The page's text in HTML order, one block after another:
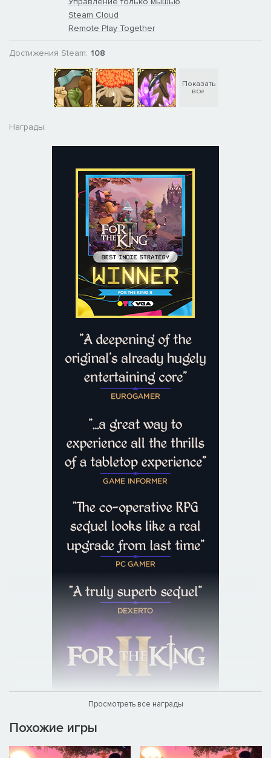
УЛУЧШЕННЫЕ ПОШАГОВЫЕ СРАЖЕНИЯ
For The King II напоминает о старой доброй пошаговой
классике. Но эта любимая механика стала глубже благодаря
новой боевой сетке, где передвижение и позиция могут
дать вам или вашему врагу усиление или штраф. Защитите
задние ряды мощным башенным щитом, столкните врагов в
лужу пламени или свяжите опутайте рукопашников темной
магией с помощью оружия, добытого у побежденных врагов.
НЕВЕРОЯТНОЕ КОРОЛЕВСТВО
Фарул прекрасен и пугающ одновременно. Вам предстоит
миновать множество самых разных регионов и восхититься
болота, лавовые поля и тропические моря, кишащие
пиратами и мерлингами. Вы увидите все чудеса Фарула и
полюбите этот невероятный фантастический мир.
Steam Cloud
Remote Play Together
Достижения Steam: 108
Показать
все
Награды:
Просмотреть все награды
Похожие игры